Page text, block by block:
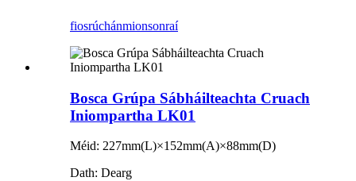
fiosrúchánmionsonraí
Bosca Grúpa Sábháilteachta Cruach
Iniompartha LK01
Méid: 227mm(L)×152mm(A)×88mm(D)
Dath: Dearg